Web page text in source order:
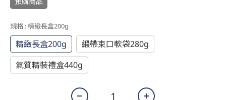
規格 : 精緻長盒200g
精緻長盒200g
緞帶束口軟袋280g
氣質精裝禮盒440g